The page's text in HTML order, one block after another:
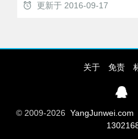
更新于 2016-09-17
关于 免责
© 2009-2026 YangJunwei.com